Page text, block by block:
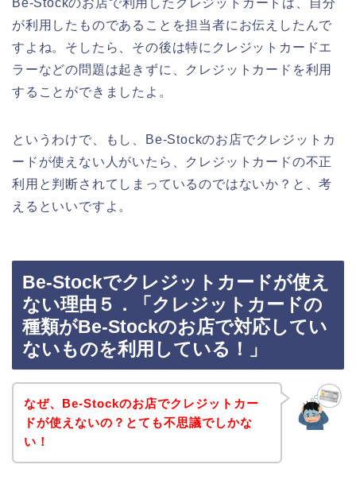
が利用したものであることを担当者にお伝えしたんで
すよね。そしたら、その後は特にクレジットカードエ
ラーなどの問題は起きずに、クレジットカードを利用
することができましたよ。
というわけで、もし、Be-Stockのお店でクレジットカ
ードが使えない人がいたら、クレジットカードの不正
利用と判断されてしまっているのではないか？と、考
えるといいですよ。
Be-Stockでクレジットカードが使え
ない理由５．「クレジットカードの
種類がBe-Stockのお店で対応してい
ないものを利用している！」
なぜ、Be-Stockのお店でクレジットカー
ドが使えないの？とても不思議でしかな
い！